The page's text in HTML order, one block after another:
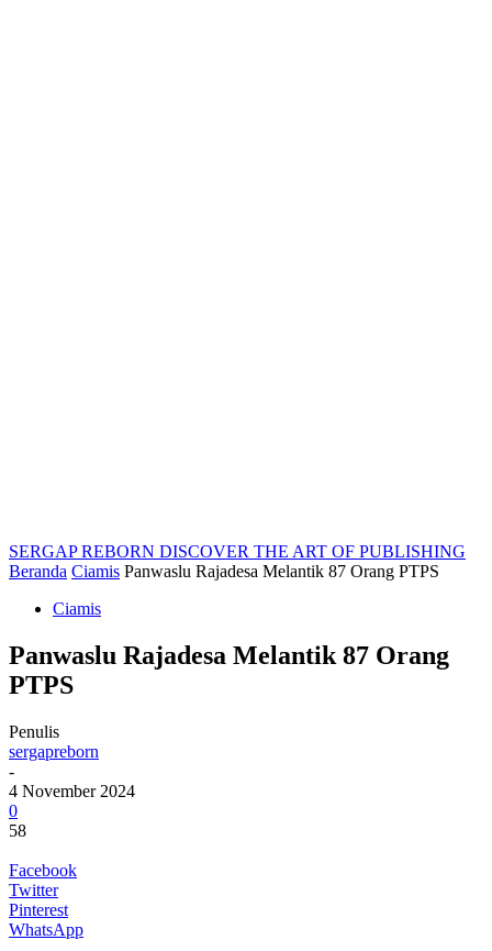
SERGAP REBORN DISCOVER THE ART OF PUBLISHING
Beranda Ciamis Panwaslu Rajadesa Melantik 87 Orang PTPS
Ciamis
Panwaslu Rajadesa Melantik 87 Orang
PTPS
Penulis
sergapreborn
-
4 November 2024
0
58
Facebook
Twitter
Pinterest
WhatsApp